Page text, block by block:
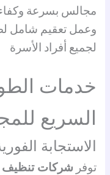
مجالس بسرعة
وعمل تعقيم شامل
لجميع أفراد الأسرة
خدمات
السريع
الاستجابة
توفر شركات تنظيف